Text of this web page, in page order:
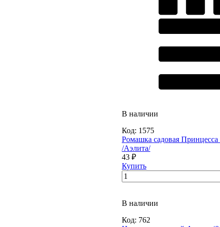
В наличии
Код: 1575
Ромашка садовая
/Аэлита/
43 ₽
Купить
В наличии
Код: 762